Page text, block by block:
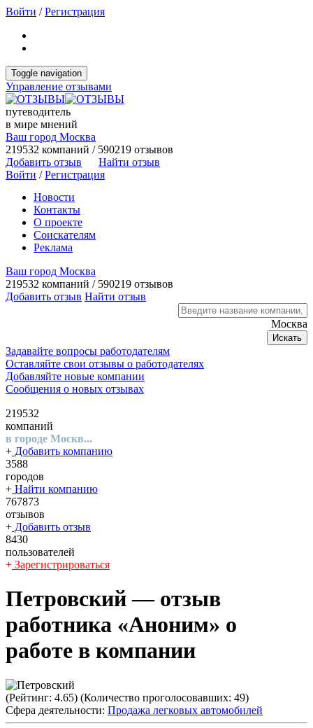
Войти /Регистрация
Toggle navigation
Управление отзывами
путеводитель
в мире мнений
Ваш город Москва
219532 компаний / 590219 отзывов
Добавить отзыв
Найти отзыв
Войти /Регистрация
Новости
Контакты
О проекте
Соискателям
Реклама
Ваш город Москва
219532 компаний / 590219 отзывов
Добавить отзыв Найти отзыв
Москва
Искать
Задавайте вопросы работодателям
Оставляйте свои отзывы о работодателях
Добавляйте новые компании
Сообщения о новых отзывах
219532
компаний
в городе Москв...
+ Добавить компанию
3588
городов
+ Найти компанию
767873
отзывов
+ Добавить отзыв
8430
пользователей
+ Зарегистрироваться
Петровский— отзыв
работника «Аноним» о
работе в компании
(Рейтинг: 4.65) (Количество проголосовавших: 49)
Сфера деятельности: Продажа легковых автомобилей